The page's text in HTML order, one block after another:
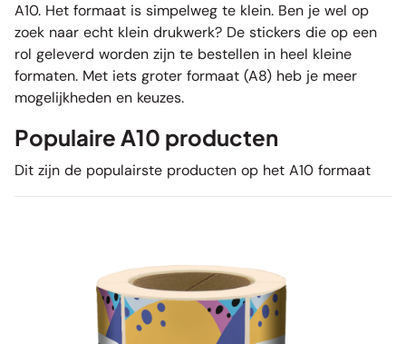
A10. Het formaat is simpelweg te klein. Ben je wel op
zoek naar echt klein drukwerk? De stickers die op een
rol geleverd worden zijn te bestellen in heel kleine
formaten. Met iets groter formaat (A8) heb je meer
mogelijkheden en keuzes.
Populaire A10 producten
Dit zijn de populairste producten op het A10 formaat